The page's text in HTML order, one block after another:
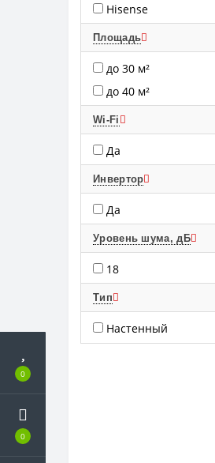
0
0
Hisense
Площадь
до 30 м²
до 40 м²
Wi-Fi
Да
Инвертор
Да
Уровень шума, дБ
18
Тип
Настенный